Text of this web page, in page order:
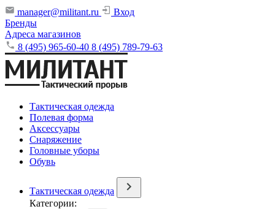
manager@militant.ru
Вход
Бренды
Адреса магазинов
8 (495) 965-60-40 8 (495) 789-79-63
Тактическая одежда
Полевая форма
Аксессуары
Снаряжение
Головные уборы
Обувь
Тактическая одежда
Категории: